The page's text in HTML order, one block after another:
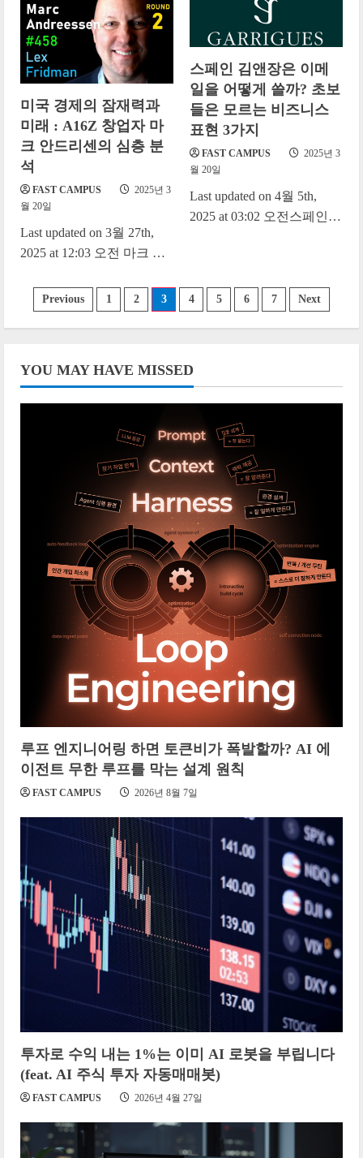
에 대한 관심이 뜨겁다. 그
러나 AI의...
미국 경제의 잠재력과
미래 : A16Z 창업자 마
크 안드리센의 심층 분
석
FAST CAMPUS
2025년 3
월 20일
Last updated on 3월 27th,
2025 at 12:03 오전 마크 안
실리콘밸리의 대표적인 벤
처 캐피털리스트이자 기
스페인 김앤장은 이메
일을 어떻게 쓸까? 초보
들은 모르는 비즈니스
표현 3가지
FAST CAMPUS
2025년 3
월 20일
Last updated on 4월 5th,
2025 at 03:02 오전스페인에
글
페
이
지
Previous 1 2 3 4 5 6 7 Next
YOU MAY HAVE MISSED
루프 엔지니어링 하면 토큰비가 폭발할까? AI 에
이전트 무한 루프를 막는 설계 원칙
FAST CAMPUS 2026년 8월 7일
투자로 수익 내는 1%는 이미 AI 로봇을 부립니다
(feat. AI 주식 투자 자동매매봇)
FAST CAMPUS 2026년 4월 27일